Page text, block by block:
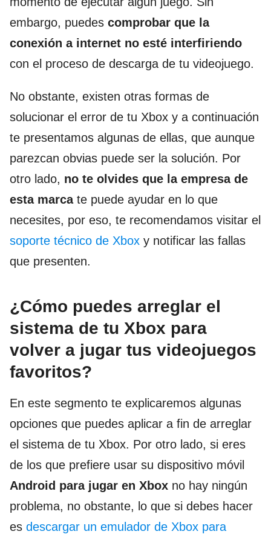
embargo, puedes comprobar que la
conexión a internet no esté interfiriendo
con el proceso de descarga de tu videojuego.
No obstante, existen otras formas de
solucionar el error de tu Xbox y a continuación
te presentamos algunas de ellas, que aunque
parezcan obvias puede ser la solución. Por
otro lado, no te olvides que la empresa de
esta marcate puede ayudar en lo que
necesites, por eso, te recomendamos visitar el
soporte técnico de Xbox y notificar las fallas
que presenten.
¿Cómo puedes arreglar el
sistema de tu Xbox para
volver a jugar tus videojuegos
favoritos?
En este segmento te explicaremos algunas
opciones que puedes aplicar a fin de arreglar
el sistema de tu Xbox. Por otro lado, si eres
de los que prefiere usar su dispositivo móvil
Android para jugar en Xbox no hay ningún
problema, no obstante, lo que si debes hacer
es descargar un emulador de Xbox para